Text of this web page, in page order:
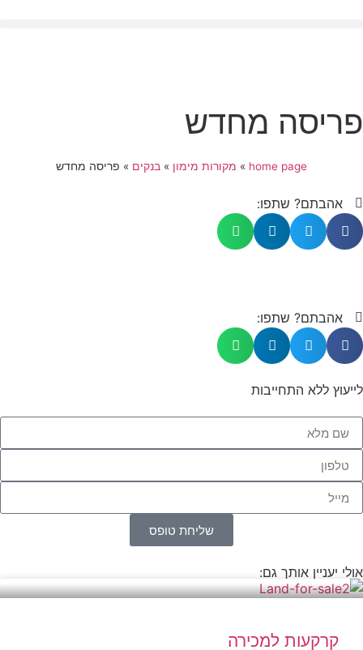
פריסה מחדש
home page
» מקורות מימון » בנקים » פריסה מחדש
אהבתם? שתפו:
אהבתם? שתפו:
לייעוץ ללא התחייבות
שליחת טופס
אולי יעניין אותך גם:
קרקעות למכירה